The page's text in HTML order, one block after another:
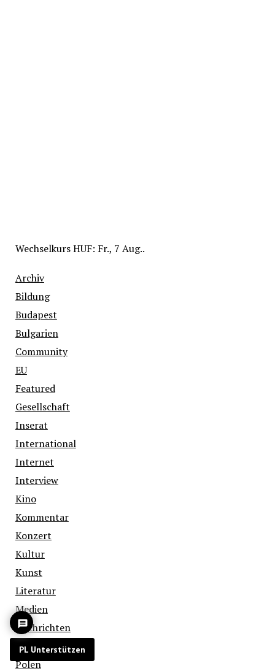
WechselkursHUF: Fr., 7 Aug..
Archiv
Bildung
Budapest
Bulgarien
Community
EU
Featured
Gesellschaft
Inserat
International
Internet
Interview
Kino
Kommentar
Konzert
Kultur
Kunst
Literatur
Medien
Nachrichten
Oper
Polen
PL Unterstützen